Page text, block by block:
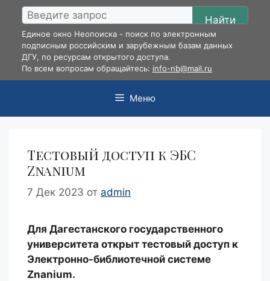
Перейти
содержимому
Найти
Единое окно Неопоиска - поиск по электронным
подписным российским и зарубежным базам данных
ДГУ, по ресурсам открытого доступа.
По всем вопросам обращайтесь: info-nb@mail.ru
Меню
Тестовый доступ к ЭБС
Znanium
7 Дек 2023 от admin
Для Дагестанского государственного
университета открыт тестовый доступ к
Электронно-библиотечной системе
Znanium.